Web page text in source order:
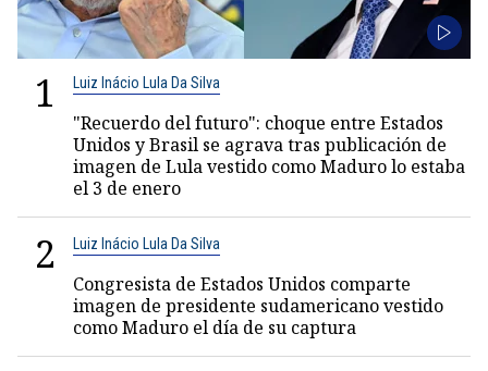
1 Luiz Inácio Lula Da Silva
"Recuerdo del futuro": choque entre Estados
Unidos y Brasil se agrava tras publicación de
imagen de Lula vestido como Maduro lo estaba
el 3 de enero
2 Luiz Inácio Lula Da Silva
Congresista de Estados Unidos comparte
imagen de presidente sudamericano vestido
como Maduro el día de su captura